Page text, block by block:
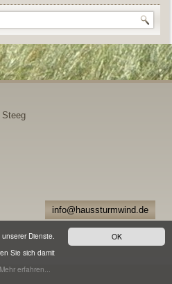
OK
Dienste.
Sie sich damit
Mehr erfahren...
Steeg
info@haussturmwind.de
-Impres